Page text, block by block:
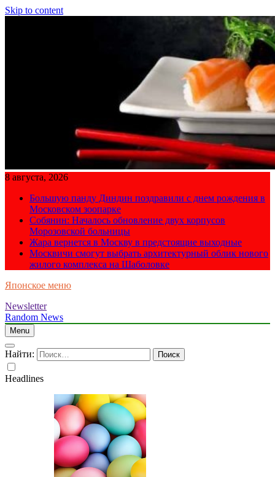
Skip to content
8 августа, 2026
Большую панду Диндин поздравили с днем рождения в
Московском зоопарке
Собянин: Началось обновление двух корпусов
Морозовской больницы
Жара вернется в Москву в предстоящие выходные
Москвичи смогут выбрать архитектурный облик нового
жилого комплекса на Шаболовке
Японское меню
Newsletter
Random News
Menu
Найти:
Headlines